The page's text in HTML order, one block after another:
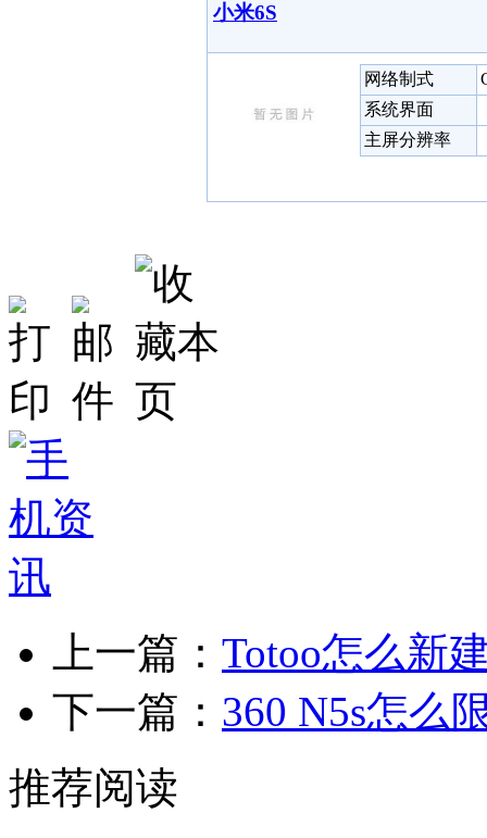
小米6S
网络制式
系统界面
主屏分辨率
上一篇： Totoo怎么新
下一篇： 360 N5s怎么
推荐阅读